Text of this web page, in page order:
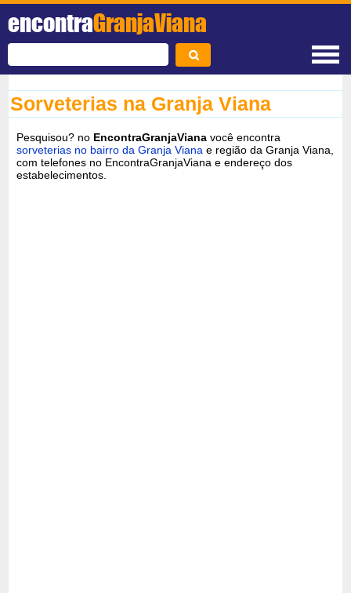
encontraGranjaViana
Sorveterias na Granja Viana
Pesquisou? no EncontraGranjaViana você encontra
sorveterias no bairro da Granja Viana e região da Granja Viana,
com telefones no EncontraGranjaViana e endereço dos
estabelecimentos.